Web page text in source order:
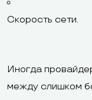
Скорость сети.
Иногда
между слишком